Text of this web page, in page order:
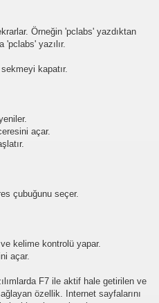
Örneğin 'pclabs' yazdıktan
'pclabs' yazılır.
kapatır.
açar.
çubuğunu seçer.
kelime kontrolü yapar.
açar.
F7 ile aktif hale getirilen ve
özellik. Internet sayfalarını